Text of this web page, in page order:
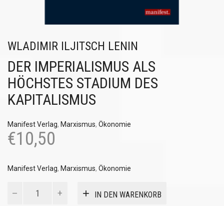
WLADIMIR ILJITSCH LENIN
DER IMPERIALISMUS ALS
HÖCHSTES STADIUM DES
KAPITALISMUS
Manifest Verlag, Marxismus, Ökonomie
€10,50
Manifest Verlag, Marxismus, Ökonomie
Imperialismus
IN DEN WARENKORB